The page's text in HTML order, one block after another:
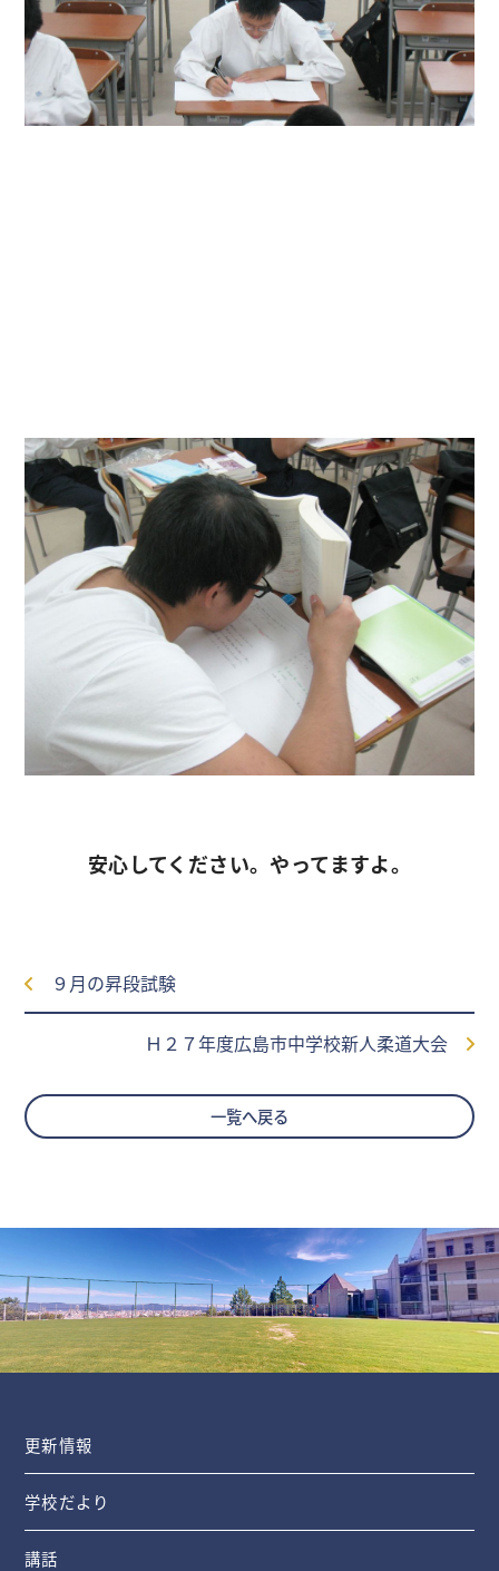
安心してください。やってますよ。
９月の昇段試験
Ｈ２７年度広島市中学校新人柔道大会
一覧へ戻る
更新情報
学校だより
講話